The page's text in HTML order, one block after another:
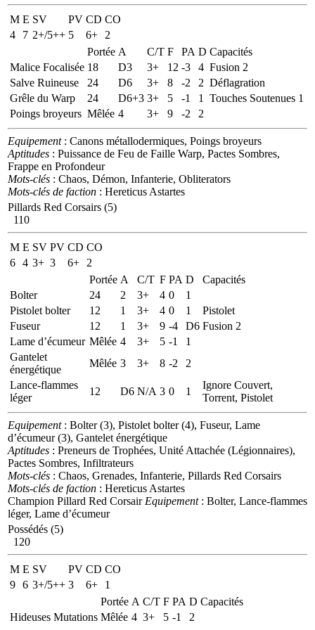
M E SV PV CD CO
4
7 2+/5++ 5 6+
2
Portée A C/T F PA D Capacités
Malice Focalisée 18 D3 3+ 12 -3 4 Fusion 2
Salve Ruineuse
24 D6 3+ 8 -2 2 Déflagration
Grêle du Warp
24 D6+3 3+ 5 -1 1
Touches Soutenues 1
Poings broyeurs Mêlée 4 3+ 9 -2 2
Equipement: Canons métallodermiques, Poings broyeurs
Aptitudes : Puissance de Feu de Faille Warp, Pactes Sombres,
Frappe en Profondeur
Mots-clés : Chaos, Démon, Infanterie, Obliterators
Mots-clés de faction : Hereticus Astartes
Pillards Red Corsairs (5)
110
M E SV PV CD CO
6 4 3+ 3 6+
2
Portée A C/T F PA D
Capacités
Bolter
24 2 3+ 4 0
1
Pistolet bolter
12 1 3+ 4 0 1
Pistolet
Fuseur
12 1 3+ 9 -4 D6 Fusion 2
Lame d’écumeur Mêlée 4 3+ 5 -1
1
Gantelet
énergétique
Mêlée 3 3+ 8 -2
2
Lance-flammes
léger
12 D6 N/A 3 0 1
Ignore Couvert,
Torrent, Pistolet
Equipement: Bolter (3), Pistolet bolter (4), Fuseur, Lame
d’écumeur (3), Gantelet énergétique
Aptitudes : Preneurs de Trophées, Unité Attachée (Légionnaires),
Pactes Sombres, Infiltrateurs
Mots-clés : Chaos, Grenades, Infanterie, Pillards Red Corsairs
Mots-clés de faction : Hereticus Astartes
Champion Pillard Red Corsair Equipement: Bolter, Lance-flammes
léger, Lame d’écumeur
Possédés (5)
120
M E SV PV CD CO
9 6 3+/5++ 3 6+
1
Portée A C/T F PA D Capacités
Hideuses Mutations Mêlée 4 3+ 5 -1 2